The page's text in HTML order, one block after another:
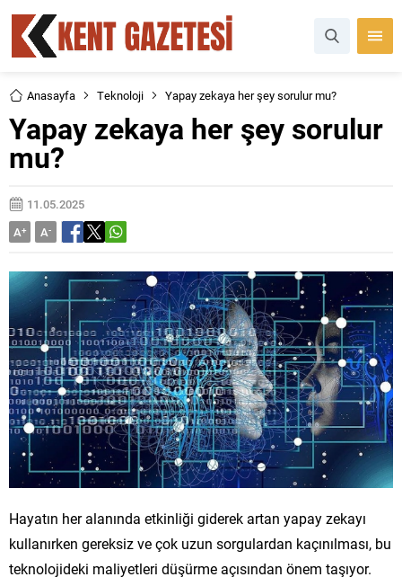
Anasayfa Teknoloji Yapay zekaya her şey sorulur mu?
Yapay zekaya her şey sorulur
mu?
11.05.2025
A+ A-
Hayatın her alanında etkinliği giderek artan yapay zekayı
kullanırken gereksiz ve çok uzun sorgulardan kaçınılması, bu
teknolojideki maliyetleri düşürme açısından önem taşıyor.